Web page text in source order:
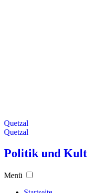
Quetzal
Quetzal
Politik und
Menü